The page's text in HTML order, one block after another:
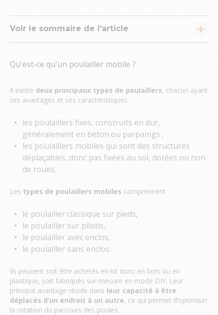
Voir le sommaire de l'article
Qu'est-ce qu'un poulailler mobile ?
Il existe deux principaux types de poulaillers, chacun ayant
ses avantages et ses caractéristiques :
les poulaillers fixes, construits en dur,
généralement en béton ou parpaings ;
les poulaillers mobiles qui sont des structures
déplaçables, donc pas fixées au sol, dotées ou non
de roues.
Les types de poulaillers mobiles comprennent :
le poulailler classique sur pieds,
le poulailler sur pilotis,
le poulailler avec enclos,
le poulailler sans enclos.
Ils peuvent soit être achetés en kit donc en bois ou en
plastique, soit fabriqués sur-mesure en mode DIY. Leur
principal avantage réside dans leur capacité à être
déplacés d’un endroit à un autre, ce qui permet d’optimiser
la rotation du parcours des poules.